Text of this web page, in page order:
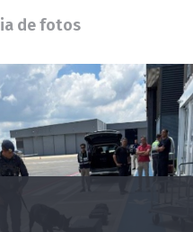
de fotos